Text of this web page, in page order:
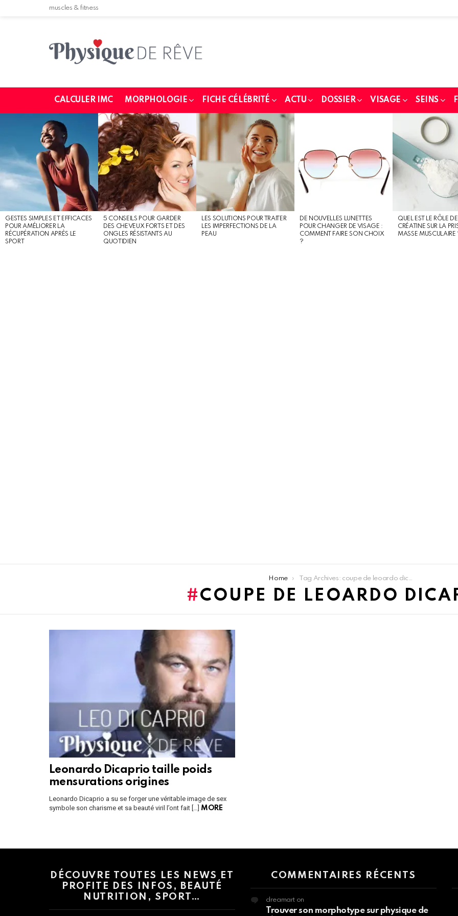
muscles & fitness
CALCULER IMC MORPHOLOGIE FICHE CÉLÉBRITÉ ACTU DOSSIER VISAGE SEINS
GESTES SIMPLES ET EFFICACES
POUR AMÉLIORER LA
RÉCUPÉRATION APRÈS LE
SPORT
5 CONSEILS POUR GARDER
DES CHEVEUX FORTS ET DES
ONGLES RÉSISTANTS AU
QUOTIDIEN
LES SOLUTIONS POUR TRAITER
LES IMPERFECTIONS DE LA
PEAU
DE NOUVELLES LUNETTES
POUR CHANGER DE VISAGE :
COMMENT FAIRE SON CHOIX
?
QUEL EST LE RÔLE
CRÉATINE SUR LA
MASSE MUSCULAIRE
Home Tag Archives: coupe de leoardo dicaprio
COUPE DE LEOARDO
Leonardo Dicaprio taille poids
mensurations origines
Leonardo Dicaprio a su se forger une véritable image de sex
symbole son charisme et sa beauté viril l’ont fait […] MORE
DÉCOUVRE TOUTES LES NEWS ET
PROFITE DES INFOS, BEAUTÉ
NUTRITION, SPORT…
COMMENTAIRES RÉCENTS
dreamart on
Trouver son morphotype sur physique de